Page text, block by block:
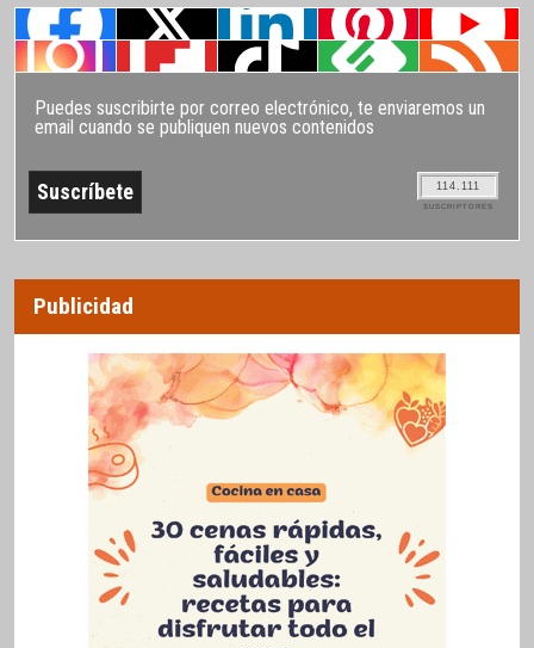
Puedes suscribirte por correo electrónico, te enviaremos un
email cuando se publiquen nuevos contenidos
114.111
SUSCRIPTORES
Publicidad